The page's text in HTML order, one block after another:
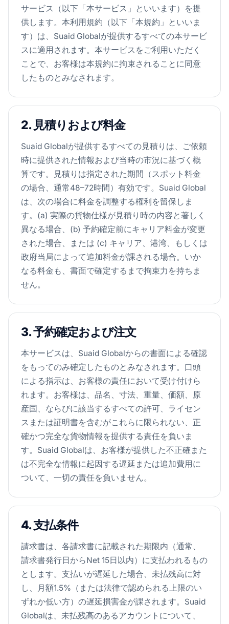
サービス（以下「本サービス」といいます）を提
供します。本利用規約（以下「本規約」といいま
す）は、Suaid Globalが提供するすべての本サービ
スに適用されます。本サービスをご利用いただく
ことで、お客様は本規約に拘束されることに同意
したものとみなされます。
2. 見積りおよび料金
Suaid Globalが提供するすべての見積りは、ご依頼
時に提供された情報および当時の市況に基づく概
算です。見積りは指定された期間（スポット料金
の場合、通常48–72時間）有効です。Suaid Global
は、次の場合に料金を調整する権利を留保しま
す。(a) 実際の貨物仕様が見積り時の内容と著しく
異なる場合、(b) 予約確定前にキャリア料金が変更
された場合、または (c) キャリア、港湾、もしくは
政府当局によって追加料金が課される場合。いか
なる料金も、書面で確定するまで拘束力を持ちま
せん。
3. 予約確定および注文
本サービスは、Suaid Globalからの書面による確認
をもってのみ確定したものとみなされます。口頭
による指示は、お客様の責任において受け付けら
れます。お客様は、品名、寸法、重量、価額、原
産国、ならびに該当するすべての許可、ライセン
スまたは証明書を含むがこれらに限られない、正
確かつ完全な貨物情報を提供する責任を負いま
す。Suaid Globalは、お客様が提供した不正確また
は不完全な情報に起因する遅延または追加費用に
ついて、一切の責任を負いません。
4. 支払条件
請求書は、各請求書に記載された期限内（通常、
請求書発行日からNet 15日以内）に支払われるもの
とします。支払いが遅延した場合、未払残高に対
し、月額1.5%（または法律で認められる上限のい
ずれか低い方）の遅延損害金が課されます。Suaid
Globalは、未払残高のあるアカウントについて、